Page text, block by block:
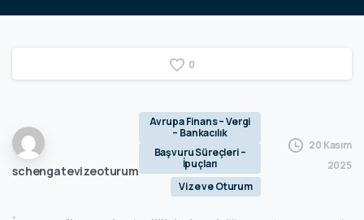
0
schengatevizeoturum
Avrupa Finans – Vergi
– Bankacılık
Başvuru Süreçleri –
İpuçları
Vize ve Oturum
20 Kasım
2025